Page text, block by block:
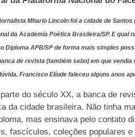
Mhario Lincoln foi a cidade de
da Academia Poética Brasileira/SP. E qual
Diploma APB/SP de forma mais simples
de revista (também sebo) em que vendia
Francisco Elíude faleceu alguns anos
do século XX, a banca de
da cidade brasileira. Não tinha
mas ensinava pelo contato
fascículos, coleções populares e